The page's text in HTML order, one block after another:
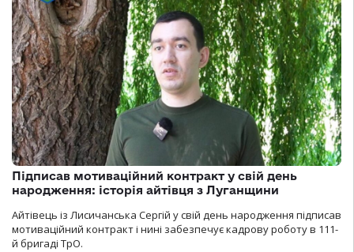
Підписав мотиваційний контракт у свій день
народження: історія айтівця з Луганщини
Айтівець із Лисичанська Сергій у свій день народження підписав
мотиваційний контракт і нині забезпечує кадрову роботу в 111-
й бригаді ТрО.